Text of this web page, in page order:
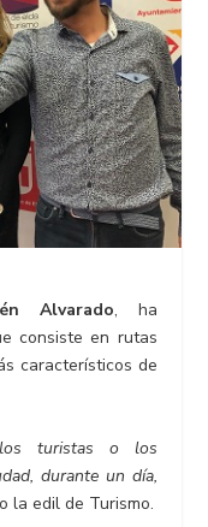
Alvarado, ha
consiste en rutas
característicos de
turistas o los
durante un día,
la edil de Turismo.